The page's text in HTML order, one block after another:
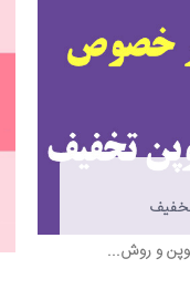
و روش...